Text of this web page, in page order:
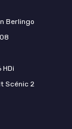
Berlingo
Scénic 2